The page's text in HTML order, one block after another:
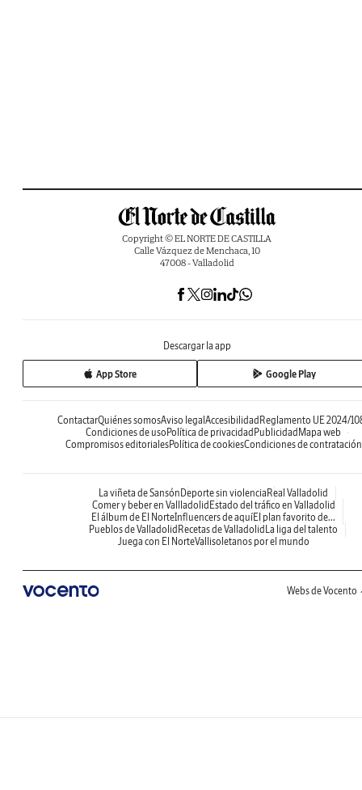
Copyright © EL NORTE DE CASTILLA
Calle Vázquez de Menchaca, 10
47008 - Valladolid
Descargar la app
App Store Google Play
ContactarQuiénes somosAviso legal Accesibilidad Reglamento UE 2024/
Condiciones de uso Política de privacidad Publicidad Mapa web
Compromisos editorialesPolítica de cookiesCondiciones de contratación
La viñeta de Sansón Deporte sin violencia Real Valladolid
Comer y beber en Vallladolid Estado del tráfico en Valladolid
El álbum de El NorteInfluencers de aquíEl plan favorito de...
Pueblos de Valladolid Recetas de Valladolid La liga del talento
Juega con El NorteVallisoletanos por el mundo
Webs de Vocento